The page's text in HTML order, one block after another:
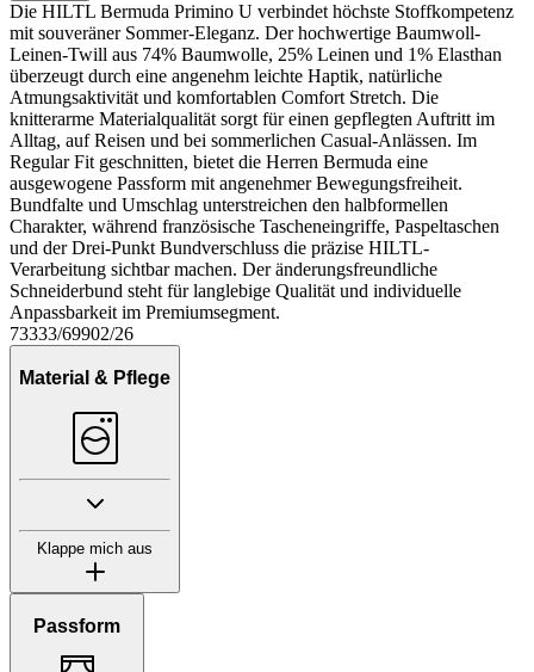
Die HILTL Bermuda Primino U verbindet höchste Stoffkompetenz
mit souveräner Sommer-Eleganz. Der hochwertige Baumwoll-
Leinen-Twill aus 74% Baumwolle, 25% Leinen und 1% Elasthan
überzeugt durch eine angenehm leichte Haptik, natürliche
Atmungsaktivität und komfortablen Comfort Stretch. Die
knitterarme Materialqualität sorgt für einen gepflegten Auftritt im
Alltag, auf Reisen und bei sommerlichen Casual-Anlässen. Im
Regular Fit geschnitten, bietet die Herren Bermuda eine
ausgewogene Passform mit angenehmer Bewegungsfreiheit.
Bundfalte und Umschlag unterstreichen den halbformellen
Charakter, während französische Tascheneingriffe, Paspeltaschen
und der Drei-Punkt Bundverschluss die präzise HILTL-
Verarbeitung sichtbar machen. Der änderungsfreundliche
Schneiderbund steht für langlebige Qualität und individuelle
Anpassbarkeit im Premiumsegment.
73333/69902/26
Material & Pflege
Klappe mich aus
Passform